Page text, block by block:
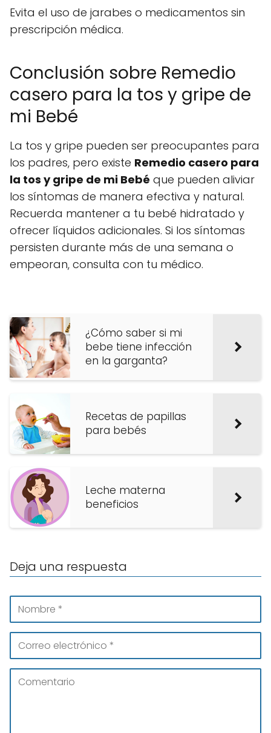
Evita el uso de jarabes o medicamentos sin
prescripción médica.
Conclusión sobre Remedio
casero para la tos y gripe de
mi Bebé
La tos y gripe pueden ser preocupantes para
los padres, pero existe Remedio casero para
la tos y gripe de mi Bebé que pueden aliviar
los síntomas de manera efectiva y natural.
Recuerda mantener a tu bebé hidratado y
ofrecer líquidos adicionales. Si los síntomas
persisten durante más de una semana o
empeoran, consulta con tu médico.
¿Cómo saber si mi
bebe tiene infección
en la garganta?
Recetas de papillas
para bebés
Leche materna
beneficios
Deja una respuesta